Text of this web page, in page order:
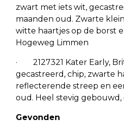
zwart met iets wit,
maanden oud. Zwarte
witte haartjes op de borst
Hogeweg Limmen
· 2127321 Kater Early,
gecastreerd, chip, zwarte
reflecterende streep en
oud. Heel stevig gebouwd,
Gevonden